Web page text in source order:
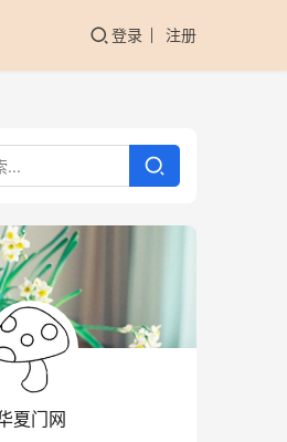
登录 注册
夏门网